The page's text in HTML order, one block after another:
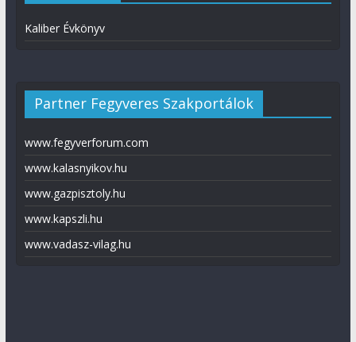
Kaliber Évkönyv
Partner Fegyveres Szakportálok
www.fegyverforum.com
www.kalasnyikov.hu
www.gazpisztoly.hu
www.kapszli.hu
www.vadasz-vilag.hu